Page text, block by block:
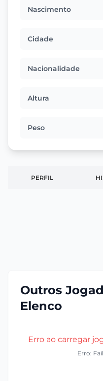
Nascimento
Cidade
Nacionalidade
Altura
Peso
PERFIL
Outros
Elenco
Erro ao carregar
Erro: